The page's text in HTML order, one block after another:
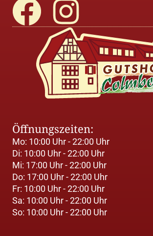
Öffnungszeiten:
Mo: 10:00 Uhr - 22:00 Uhr
Di: 10:00 Uhr - 22:00 Uhr
Mi: 17:00 Uhr - 22:00 Uhr
Do: 17:00 Uhr - 22:00 Uhr
Fr: 10:00 Uhr - 22:00 Uhr
Sa: 10:00 Uhr - 22:00 Uhr
So: 10:00 Uhr - 22:00 Uhr